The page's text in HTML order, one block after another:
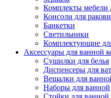
Комплекты мебели
Консоли для
Банкетки
Светильники
Комплектующие
Аксессуары для ванной
Сушилки для белья
Диспенсеры для
Вешалки для
Наборы для ванной
Стойки для ванной